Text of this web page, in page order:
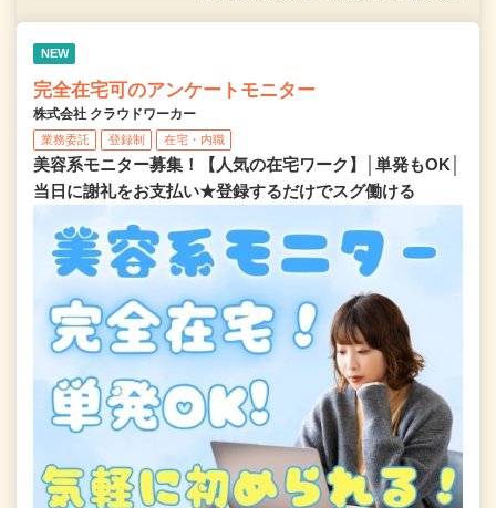
NEW
完全在宅可のアンケートモニター
株式会社 クラウドワーカー
業務委託 登録制 在宅・内職
美容系モニター募集！【人気の在宅ワーク】│単発もOK│
当日に謝礼をお支払い★登録するだけでスグ働ける